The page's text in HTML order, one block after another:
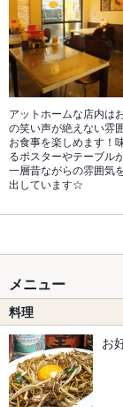
アットホームな店内は
の笑い声が絶えない雰
お食事を楽しめます！
るポスターやテーブル
一層昔ながらの雰囲気
出しています☆
メニュー
料理
お